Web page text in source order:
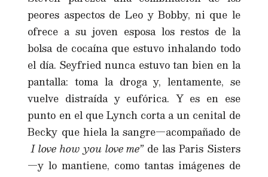
peores aspectos de Leo y Bobby, ni que le
ofrece a su joven esposa los restos de la
bolsa de cocaína que estuvo inhalando todo
el día. Seyfried nunca estuvo tan bien en la
pantalla: toma la droga y, lentamente, se
vuelve distraída y eufórica. Y es en ese
punto en el que Lynch corta a un cenital de
Becky que hiela la sangre—acompañado de
I love how you love me” de las Paris Sisters
—y lo mantiene, como tantas imágenes de